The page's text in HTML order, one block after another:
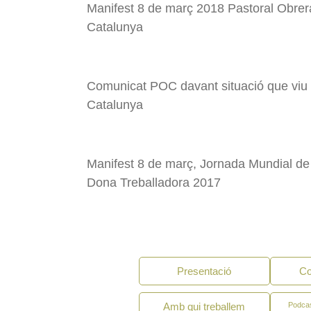
Manifest 8 de març 2018 Pastoral
Catalunya
Comunicat POC davant situació que viu
Catalunya
Manifest 8 de març, Jornada Mundial
Dona Treballadora 2017
Missatge de l'MMTC Dia Internacional
Manifest MMTC Primer de Maig 2022:
Missatge MTCE «1.701 buenas razones
Missatge MMTC Dia Internacional de la
Missatge de l'MMTC per l'any 2021. No
Missatge de l'MMTC Dia Internacional
Presentació
Amb qui treballem